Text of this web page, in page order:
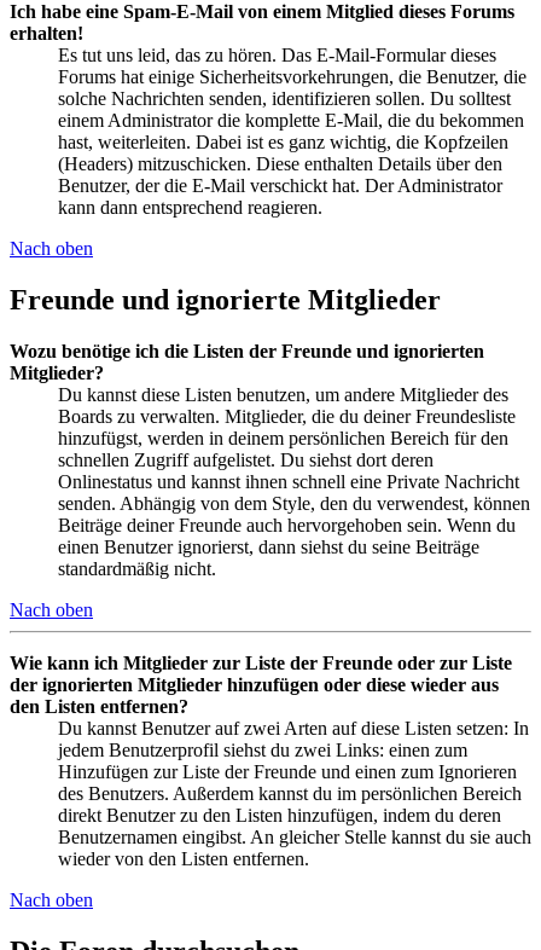
Ich habe eine Spam-E-Mail von einem Mitglied dieses Forums
erhalten!
Es tut uns leid, das zu hören. Das E-Mail-Formular dieses
Forums hat einige Sicherheitsvorkehrungen, die Benutzer, die
solche Nachrichten senden, identifizieren sollen. Du solltest
einem Administrator die komplette E-Mail, die du bekommen
hast, weiterleiten. Dabei ist es ganz wichtig, die Kopfzeilen
(Headers) mitzuschicken. Diese enthalten Details über den
Benutzer, der die E-Mail verschickt hat. Der Administrator
kann dann entsprechend reagieren.
Nach oben
Freunde und ignorierte Mitglieder
Wozu benötige ich die Listen der Freunde und ignorierten
Mitglieder?
Du kannst diese Listen benutzen, um andere Mitglieder des
Boards zu verwalten. Mitglieder, die du deiner Freundesliste
hinzufügst, werden in deinem persönlichen Bereich für den
schnellen Zugriff aufgelistet. Du siehst dort deren
Onlinestatus und kannst ihnen schnell eine Private Nachricht
senden. Abhängig von dem Style, den du verwendest, können
Beiträge deiner Freunde auch hervorgehoben sein. Wenn du
einen Benutzer ignorierst, dann siehst du seine Beiträge
standardmäßig nicht.
Nach oben
Wie kann ich Mitglieder zur Liste der Freunde oder zur Liste
der ignorierten Mitglieder hinzufügen oder diese wieder aus
den Listen entfernen?
Du kannst Benutzer auf zwei Arten auf diese Listen setzen: In
jedem Benutzerprofil siehst du zwei Links: einen zum
Hinzufügen zur Liste der Freunde und einen zum Ignorieren
des Benutzers. Außerdem kannst du im persönlichen Bereich
direkt Benutzer zu den Listen hinzufügen, indem du deren
Benutzernamen eingibst. An gleicher Stelle kannst du sie auch
wieder von den Listen entfernen.
Nach oben